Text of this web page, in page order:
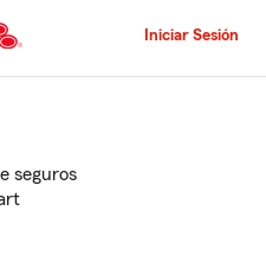
al
principal
Iniciar Sesión